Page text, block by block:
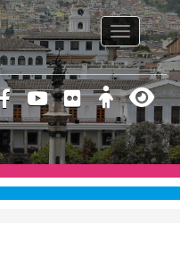
Toggle